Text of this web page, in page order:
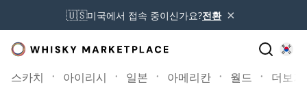
🇺🇸미국에서 접속 중이신가요?전환 ×
스카치 아이리시 일본 아메리칸 월드 더보기